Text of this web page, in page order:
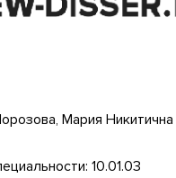
Мария Никитична
10.01.03